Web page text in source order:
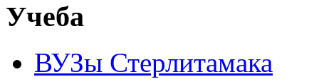
Учеба
ВУЗы Стерлитамака